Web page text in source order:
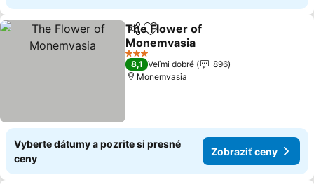
ZdieľaťPridať do obľúbených
The Flower of
Monemvasia
Zobraziť ceny
3 Počet hviezdičiek
8,1 Veľmi dobré
896
Monemvasia
Vyberte dátumy a pozrite si presné
ceny
Zobraziť ceny